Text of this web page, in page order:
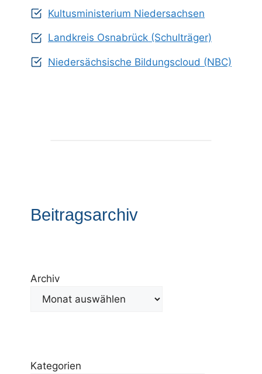
Kultusministerium Niedersachsen
Landkreis Osnabrück (Schulträger)
Niedersächsische Bildungscloud (NBC)
Beitragsarchiv
Archiv
Kategorien